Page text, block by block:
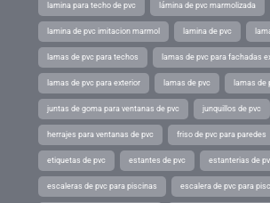
lamina para techo de pvc lámina de pvc marmolizada
lamina de pvc imitacion marmol lamina de pvc
lamas de pvc para techos lamas de pvc para fachadas
lamas de pvc para exterior lamas de pvc lamas de
juntas de goma para ventanas de pvc junquillos de pvc
herrajes para ventanas de pvc friso de pvc para paredes
etiquetas de pvc estantes de pvc estanterias de
escaleras de pvc para piscinas escalera de pvc para